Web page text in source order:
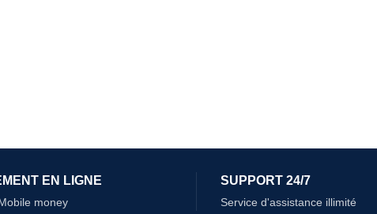
EN LIGNE
money
SUPPORT 24/7
Service d'assistance illimité